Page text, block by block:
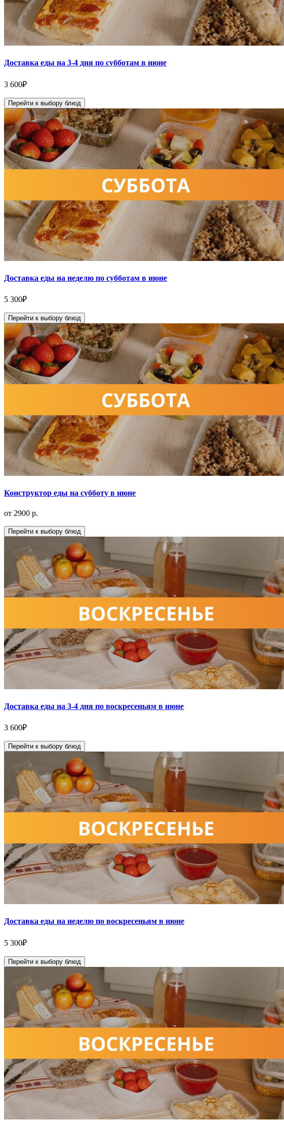
Доставка еды на 3-4 дня по субботам в июне
3 600₽
Перейти к выбору блюд
Доставка еды на неделю по субботам в июне
5 300₽
Перейти к выбору блюд
Конструктор еды на субботу в июне
от 2900 р.
Перейти к выбору блюд
Доставка еды на 3-4 дня по воскресеньям в июне
3 600₽
Перейти к выбору блюд
Доставка еды на неделю по воскресеньям в июне
5 300₽
Перейти к выбору блюд